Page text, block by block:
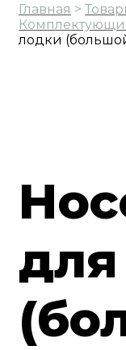
Главная >
лодки